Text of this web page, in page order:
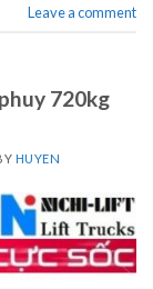
Leave a comment
720kg
HUYEN